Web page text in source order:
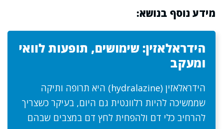
מידע נוסף בנושא:
הידראלאזין: שימושים, תופעות לוואי
ומעקב
הידראלאזין (hydralazine) היא תרופה ותיקה
שממשיכה להיות רלוונטית גם היום, בעיקר כשצריך
להרחיב כלי דם ולהפחית לחץ דם במצבים שבהם